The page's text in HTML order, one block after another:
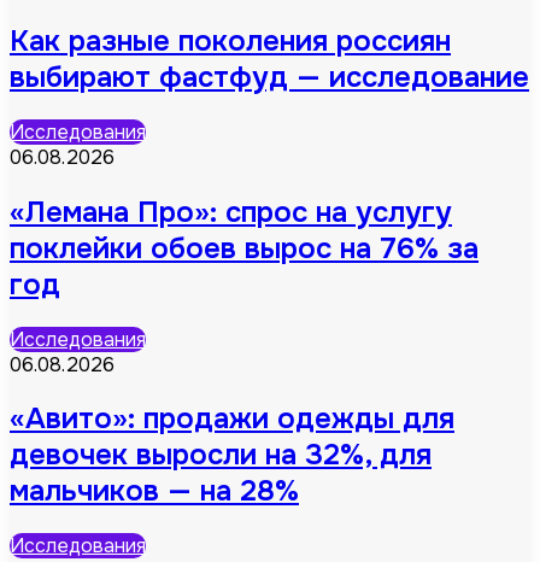
Как разные поколения россиян
выбирают фастфуд — исследование
Исследования
06.08.2026
«Лемана Про»: спрос на услугу
поклейки обоев вырос на 76% за
год
Исследования
06.08.2026
«Авито»: продажи одежды для
девочек выросли на 32%, для
мальчиков — на 28%
Исследования